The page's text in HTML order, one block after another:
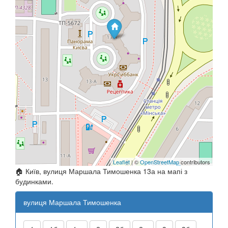
Leaflet| ©OpenStreetMapcontributors
🏠 Київ, вулиця Маршала Тимошенка 13а на мапі з
будинками.
вулиця Маршала Тимошенка